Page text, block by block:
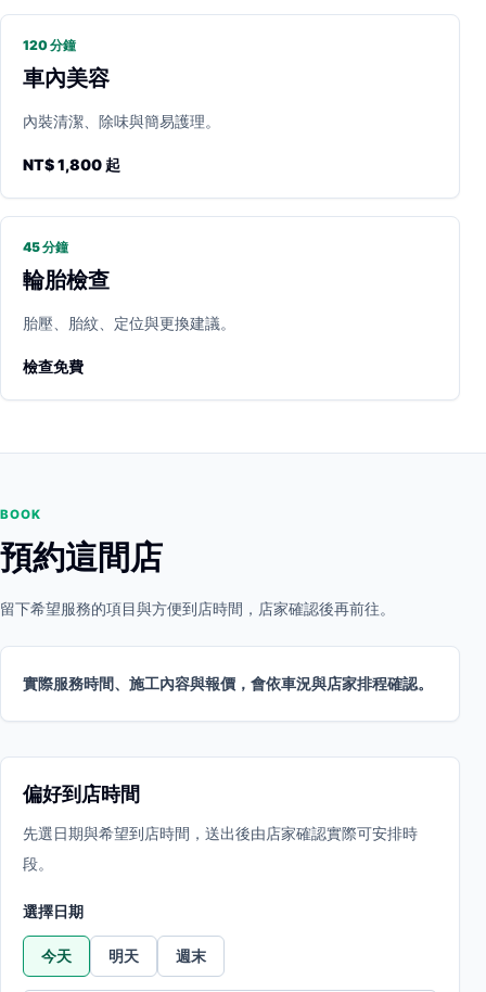
120 分鐘
車內美容
內裝清潔、除味與簡易護理。
NT$ 1,800 起
45 分鐘
輪胎檢查
胎壓、胎紋、定位與更換建議。
檢查免費
BOOK
預約這間店
留下希望服務的項目與方便到店時間，店家確認後再前往。
實際服務時間、施工內容與報價，會依車況與店家排程確認。
偏好到店時間
先選日期與希望到店時間，送出後由店家確認實際可安排時
段。
選擇日期
今天 明天 週末